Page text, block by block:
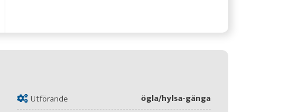
Utförande
ögla/hylsa-gänga